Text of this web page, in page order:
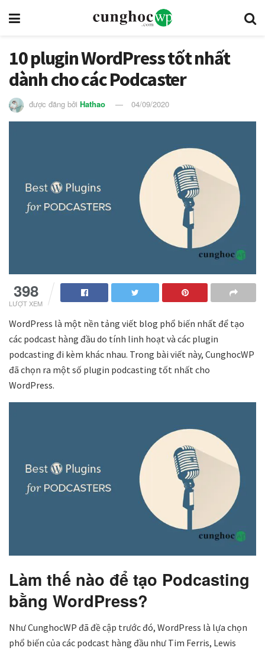
10 plugin WordPress tốt nhất
dành cho các Podcaster
được đăng bởi Hathao 04/09/2020
398
LƯỢT XEM
WordPress là một nền tảng viết blog phổ biến nhất để tạo
các podcast hàng đầu do tính linh hoạt và các plugin
podcasting đi kèm khác nhau. Trong bài viết này, CunghocWP
đã chọn ra một số plugin podcasting tốt nhất cho
WordPress.
Làm thế nào để tạo Podcasting
bằng WordPress?
Như CunghocWP đã đề cập trước đó, WordPress là lựa chọn
phổ biến của các podcast hàng đầu như Tim Ferris, Lewis